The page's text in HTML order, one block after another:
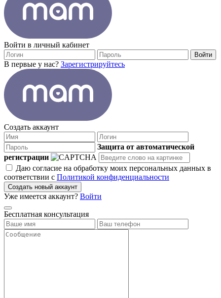
Войти в личный кабинет
Войти
В первые у нас? Зарегистрируйтесь
Создать аккаунт
Защита от автоматической
регистрации
Даю согласие на обработку моих персональных данных в
соответствии с Политикой конфиденциальности
Создать новый аккаунт
Уже имеется аккаунт? Войти
Бесплатная консультация